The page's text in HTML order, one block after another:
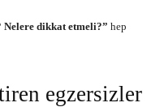
dikkat etmeli?” hep
egzersizler